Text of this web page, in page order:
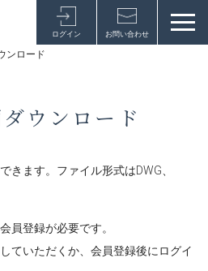
ログイン お問い合わせ
ンロード
ウンロード
きます。ファイル形式はDWG、
員登録が必要です。
ていただくか、会員登録後にログイ